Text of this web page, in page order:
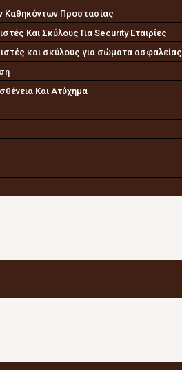
Καθηκόντων Προστασίας
Και Σκύλους Για Security Εταιρίες
και σκύλους για σώματα ασφαλείας
Και Ατύχημα